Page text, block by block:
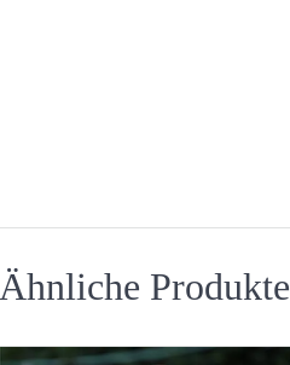
Ähnliche Produkte